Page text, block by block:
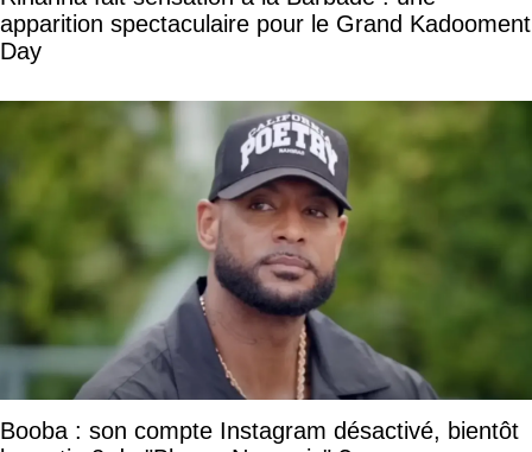
apparition spectaculaire pour le Grand Kadooment
Day
Booba : son compte Instagram désactivé, bientôt